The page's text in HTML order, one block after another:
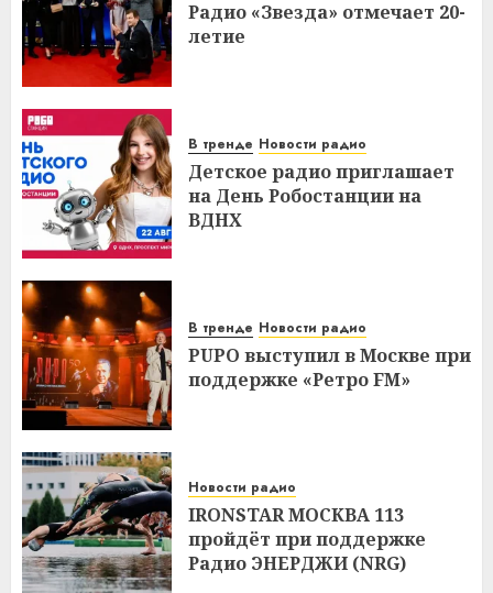
Радио «Звезда» отмечает 20-
летие
В тренде Новости радио
Детское радио приглашает
на День Робостанции на
ВДНХ
В тренде Новости радио
PUPO выступил в Москве при
поддержке «Ретро FM»
Новости радио
IRONSTAR МОСКВА 113
пройдёт при поддержке
Радио ЭНЕРДЖИ (NRG)